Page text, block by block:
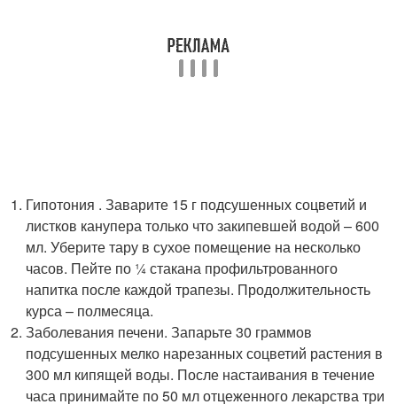
Гипотония . Заварите 15 г подсушенных соцветий и
листков канупера только что закипевшей водой – 600
мл. Уберите тару в сухое помещение на несколько
часов. Пейте по ¼ стакана профильтрованного
напитка после каждой трапезы. Продолжительность
курса – полмесяца.
Заболевания печени. Запарьте 30 граммов
подсушенных мелко нарезанных соцветий растения в
300 мл кипящей воды. После настаивания в течение
часа принимайте по 50 мл отцеженного лекарства три